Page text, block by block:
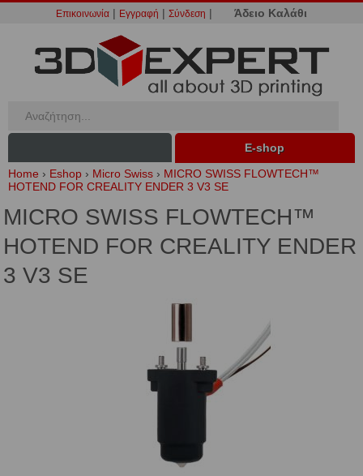
Επικοινωνία | Εγγραφή | Σύνδεση | Άδειο Καλάθι
Ε-shop
Home › Eshop › Micro Swiss › MICRO SWISS FLOWTECH™
HOTEND FOR CREALITY ENDER 3 V3 SE
MICRO SWISS FLOWTECH™
HOTEND FOR CREALITY ENDER
3 V3 SE